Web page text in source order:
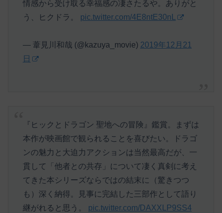
情感から受け取る幸福感の凄さたるや。ありがと
う、ヒクドラ。 pic.twitter.com/4E8ntE30nL
— 葦見川和哉 (@kazuya_movie) 2019年12月21
日
『ヒックとドラゴン 聖地への冒険』鑑賞。まずは
本作が映画館で観られることを喜びたい。ドラゴ
ンの魅力と大迫力アクションは当然最高だが、一
貫して「他者との共存」について凄く真剣に考え
てきた本シリーズならではの結末に（驚きつつ
も）深く納得。見事に完結した三部作として語り
継がれると思う。 pic.twitter.com/DAXXLP9SS4